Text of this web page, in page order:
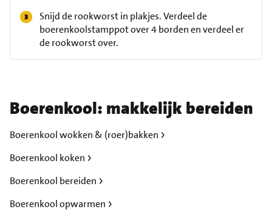
Snijd de rookworst in plakjes. Verdeel de
boerenkoolstamppot over 4 borden en verdeel er
de rookworst over.
Boerenkool: makkelijk bereiden
Boerenkool wokken & (roer)bakken
Boerenkool koken
Boerenkool bereiden
Boerenkool opwarmen